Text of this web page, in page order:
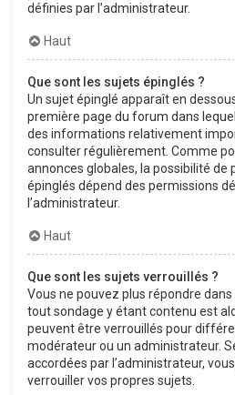
définies par l’administrateur.
Haut
Que sont les sujets épinglés ?
Un sujet épinglé apparaît en
première page du forum dans
des informations relativement
consulter régulièrement. Comme
annonces globales, la possibilité de
épinglés dépend des permissions
l’administrateur.
Haut
Que sont les sujets verrouillés ?
Vous ne pouvez plus répondre
tout sondage y étant contenu est
peuvent être verrouillés pour
modérateur ou un administrateur.
accordées par l’administrateur,
verrouiller vos propres sujets.